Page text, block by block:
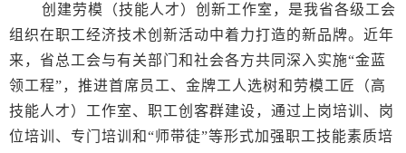
创建劳模（技能人才）创新工作室，是我省各级工会
组织在职工经济技术创新活动中着力打造的新品牌。近年
来，省总工会与有关部门和社会各方共同深入实施“金蓝
领工程”，推进首席员工、金牌工人选树和劳模工匠（高
技能人才）工作室、职工创客群建设，通过上岗培训、岗
位培训、专门培训和“师带徒”等形式加强职工技能素质培